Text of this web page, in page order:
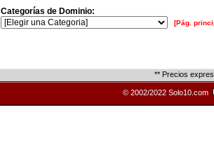
Categorías de Dominio:
[Pág.
** Precios
© 2002/2022 Solo10.com